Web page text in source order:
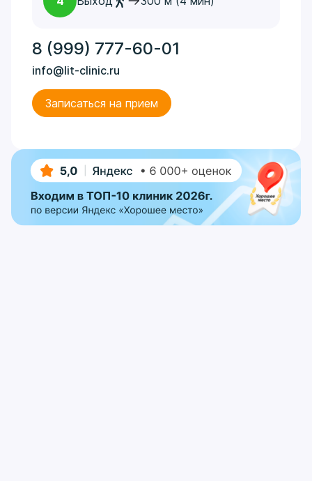
8 (999) 777-60-01
info@lit-clinic.ru
Записаться на прием